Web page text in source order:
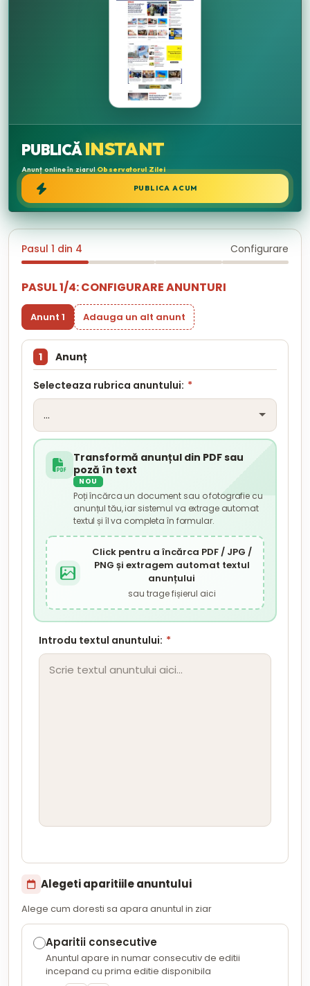
PUBLICĂINSTANT
Anunț online în ziarulObservatorul Zilei
PUBLICA ACUM
Pasul 1 din 4 Configurare
PASUL 1/4: CONFIGURARE ANUNTURI
Anunt 1 Adauga un alt anunt
1 Anunț
Selecteaza rubrica anuntului: *
Transformă anunțul din PDF sau
poză în text
NOU
Poți încărca un document sau o fotografie cu
anunțul tău, iar sistemul va extrage automat
textul și îl va completa în formular.
Click pentru a încărca PDF / JPG /
PNG și extragem automat textul
anunțului
sau trage fișierul aici
Introdu textul anuntului: *
Alegeti aparitiile anuntului
Alege cum doresti sa apara anuntul in ziar
Aparitii consecutive
Anuntul apare in numar consecutiv de editii
incepand cu prima editie disponibila